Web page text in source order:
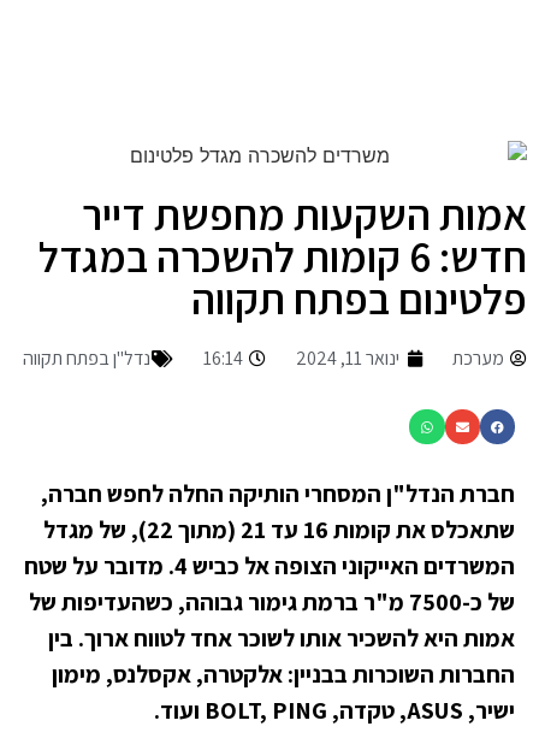
אמות השקעות מחפשת דייר
חדש: 6 קומות להשכרה במגדל
פלטינום בפתח תקווה
מערכת ינואר 11, 2024 16:14 נדל"ן בפתח תקווה
חברת הנדל"ן המסחרי הותיקה החלה לחפש חברה,
שתאכלס את קומות 16 עד 21 (מתוך 22), של מגדל
המשרדים האייקוני הצופה אל כביש 4. מדובר על שטח
של כ-7500 מ"ר ברמת גימור גבוהה, כשהעדיפות של
אמות היא להשכיר אותו לשוכר אחד לטווח ארוך. בין
החברות השוכרות בבניין: אלקטרה, אקסלנס, מימון
ישיר, ASUS, טקדה, BOLT, PING ועוד.